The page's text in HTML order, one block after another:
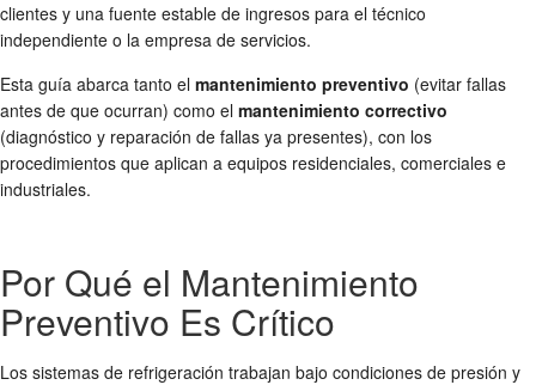
clientes y una fuente estable de ingresos para el técnico
independiente o la empresa de servicios.
Esta guía abarca tanto el mantenimiento preventivo (evitar fallas
antes de que ocurran) como el mantenimiento correctivo
(diagnóstico y reparación de fallas ya presentes), con los
procedimientos que aplican a equipos residenciales, comerciales e
industriales.
Por Qué el Mantenimiento
Preventivo Es Crítico
Los sistemas de refrigeración trabajan bajo condiciones de presión y